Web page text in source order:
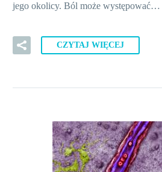
jego okolicy. Ból może występować…
CZYTAJ WIĘCEJ